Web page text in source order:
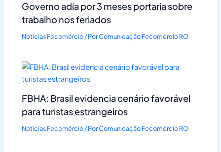
Governo adia por 3 meses portaria sobre
trabalho nos feriados
Notícias Fecomércio/ PorComunicação Fecomércio RO
FBHA: Brasil evidencia cenário favorável
para turistas estrangeiros
Notícias Fecomércio/ PorComunicação Fecomércio RO